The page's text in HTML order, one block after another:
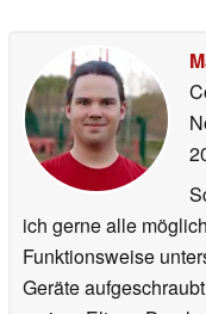
ich gerne alle
Funktionsweise
Geräte